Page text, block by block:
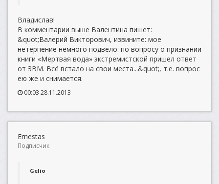
Владислав!
В комментарии выше Валентина пишет:
&quot;Валерий Викторович, извините: мое
нетерпение немного подвело: по вопросу о признании
книги «Мертвая вода» экстремистской пришел ответ
от ЗВМ. Всё встало на свои места...&quot;, т.е. вопрос
ею же и снимается.
00:03 28.11.2013
Ernestas
Подписчик
Gelio